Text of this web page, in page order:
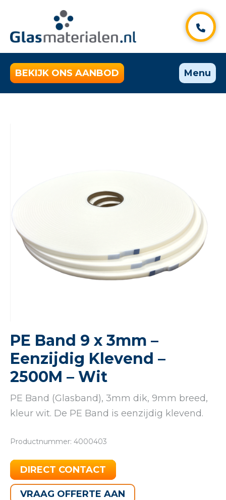
BEKIJK ONS AANBOD Menu
PE Band 9 x 3mm –
Eenzijdig Klevend –
2500M – Wit
PE Band (Glasband), 3mm dik, 9mm breed,
kleur wit. De PE Band is eenzijdig klevend.
Productnummer: 4000403
DIRECT CONTACT
VRAAG OFFERTE AAN